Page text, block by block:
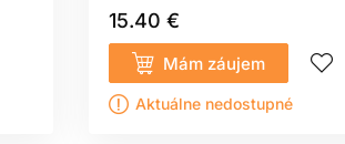
15.40 €
Mám záujem
Aktuálne nedostupné